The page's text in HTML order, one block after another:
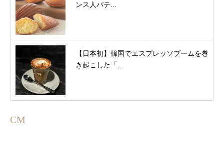
ンス人パテ...
【日本初】韓国でエスプレッソブームを巻
き起こした「...
CM